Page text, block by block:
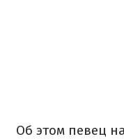
Об этом певец